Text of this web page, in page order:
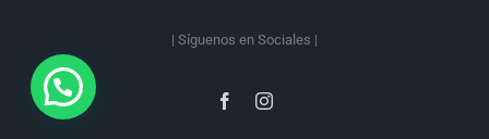
| Síguenos en Sociales |
FacebookInstagram